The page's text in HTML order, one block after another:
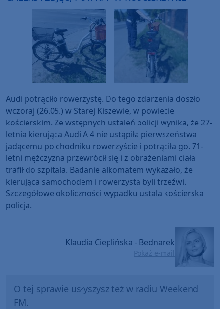
Audi potrąciło rowerzystę. Do tego zdarzenia doszło
wczoraj (26.05.) w Starej Kiszewie, w powiecie
kościerskim. Ze wstępnych ustaleń policji wynika, że 27-
letnia kierująca Audi A 4 nie ustąpiła pierwszeństwa
jadącemu po chodniku rowerzyście i potrąciła go. 71-
letni mężczyzna przewrócił się i z obrażeniami ciała
trafił do szpitala. Badanie alkomatem wykazało, że
kierująca samochodem i rowerzysta byli trzeźwi.
Szczegółowe okoliczności wypadku ustala kościerska
policja.
Klaudia Cieplińska - Bednarek
Pokaż e-mail
O tej sprawie usłyszysz też w radiu Weekend
FM.